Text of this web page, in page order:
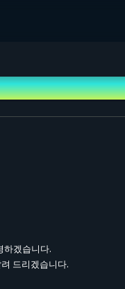
하겠습니다.
드리겠습니다.